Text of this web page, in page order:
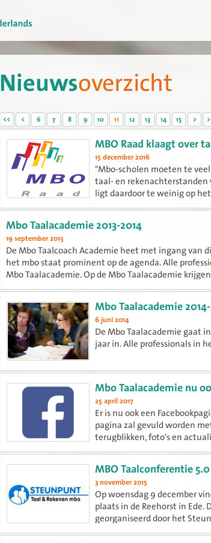
Nieuwsoverzicht
<< < 6 7 8 9 10 11 12 13 14 15 >
MBO Raad klaagt over
15 december 2016
"Mbo-scholen moeten te
taal- en rekenachterstanden
ligt daardoor te weinig op
eventueel verder leren", zegt
Mbo Taalacademie 2013-2014
19 september 2013
De Mbo Taalcoach Academie heet met ingang van
het mbo staat prominent op de agenda. Alle
Mbo Taalacademie. Op de Mbo Taalacademie
Mbo Taalacademie
6 juni 2014
De Mbo Taalacademie gaat
jaar in. Alle professionals in
Mbo Taalacademie nu
25 april 2017
Er is nu ook een
pagina zal gevuld worden
terugblikken, foto's en
MBO Taalconferentie 5.0
3 november 2015
Op woensdag 9 december
plaats in de Reehorst in
georganiseerd door het